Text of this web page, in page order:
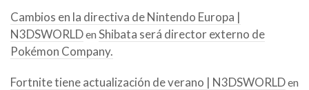
Cambios en la directiva de Nintendo Europa |
N3DSWORLDen Shibata será director externo de
Pokémon Company.
Fortnite tiene actualización de verano | N3DSWORLDen